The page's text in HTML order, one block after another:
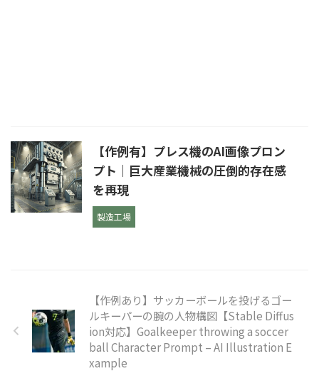
【作例有】プレス機のAI画像プロン
プト｜巨大産業機械の圧倒的存在感
を再現
製造工場
【作例あり】サッカーボールを投げるゴー
ルキーパーの腕の人物構図【Stable Diffus
ion対応】Goalkeeper throwing a soccer
ball Character Prompt – AI Illustration E
xample